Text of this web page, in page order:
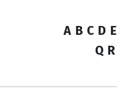
A B C D E
Q R